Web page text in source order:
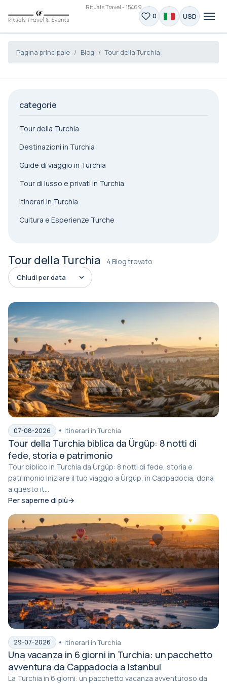
Rituals Travel - 15469
0 USD
Pagina principale Blog Tour della Turchia
categorie
Tour della Turchia
Destinazioni in Turchia
Guide di viaggio in Turchia
Tour di lusso e privati in Turchia
Itinerari in Turchia
Cultura e Esperienze Turche
Tour della Turchia 4 Blog trovato
07-08-2026 Itinerari in Turchia
Tour della Turchia biblica da Ürgüp: 8 notti di
fede, storia e patrimonio
Tour biblico in Turchia da Ürgüp: 8 notti di fede, storia e
patrimonio Iniziare il tuo viaggio a Ürgüp, in Cappadocia, dona
a questo it...
Per saperne di più
29-07-2026 Itinerari in Turchia
Una vacanza in 6 giorni in Turchia: un pacchetto
avventura da Cappadocia a Istanbul
La Turchia in 6 giorni: un pacchetto vacanza avventuroso da